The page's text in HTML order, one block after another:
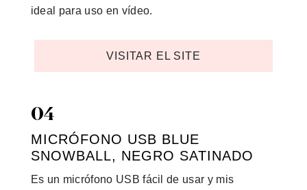
ideal para uso en vídeo.
VISITAR EL SITE
04
MICRÓFONO USB BLUE
SNOWBALL, NEGRO SATINADO
Es un micrófono USB fácil de usar y mis